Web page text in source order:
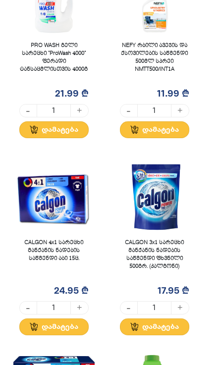
PRO WASH გელი
სარეცხი "ProWash 4000"
ფერადი
ტანსაცმლისთვის 4000გ
21.99 ₾
- +
დამატება
NEFY რბილი ავეჯის და
ქსოვილების საწმენდი
500მლ სპრეი
NMTT500/INT1A
11.99 ₾
- +
დამატება
CALGON 4x1 სარეცხი
მანქანის ნადების
საწმენდი აბი 15ც.
24.95 ₾
- +
დამატება
CALGON 3x1 სარეცხი
მანქანის ნადების
საწმენდი ფხვნილი
500გრ. (კალგონი)
17.95 ₾
- +
დამატება